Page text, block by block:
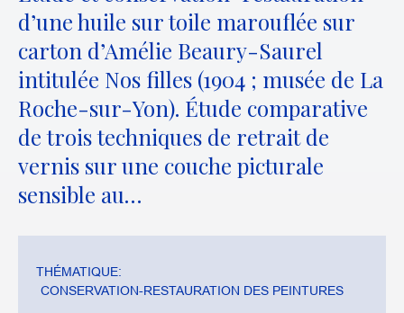
d’une huile sur toile marouflée sur
carton d’Amélie Beaury-Saurel
intitulée Nos filles (1904 ; musée de La
Roche-sur-Yon). Étude comparative
de trois techniques de retrait de
vernis sur une couche picturale
sensible au…
THÉMATIQUE:
CONSERVATION-RESTAURATION DES PEINTURES